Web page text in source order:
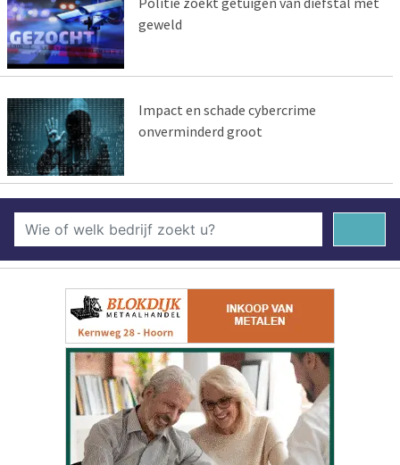
geweld
Impact en schade cybercrime
onverminderd groot